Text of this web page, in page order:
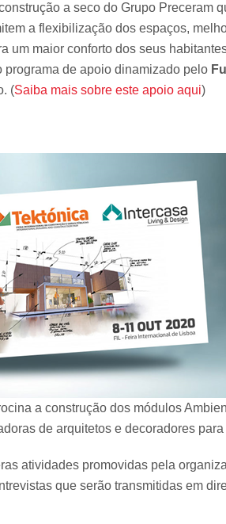
a seco do Grupo Preceram
a flexibilização dos espaços,
um maior conforto dos seus
de apoio dinamizado pelo
(Saiba mais sobre este apoio aqui)
a construção dos módulos
de arquitetos e decoradores
atividades promovidas pela
que serão transmitidas em